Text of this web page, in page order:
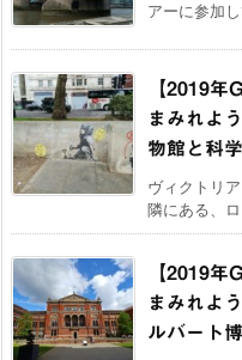
アーに参加
【2019年
まみれよ
物館と科
ヴィクトリ
隣にある、
【2019年
まみれよ
ルバート